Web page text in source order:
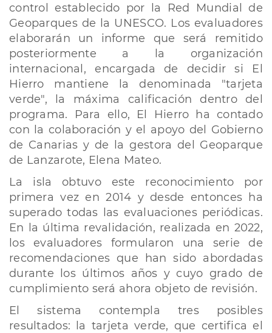
control establecido por la Red Mundial de
Geoparques de la UNESCO. Los evaluadores
elaborarán un informe que será remitido
posteriormente a la organización
internacional, encargada de decidir si El
Hierro mantiene la denominada "tarjeta
verde", la máxima calificación dentro del
programa. Para ello, El Hierro ha contado
con la colaboración y el apoyo del Gobierno
de Canarias y de la gestora del Geoparque
de Lanzarote, Elena Mateo.
La isla obtuvo este reconocimiento por
primera vez en 2014 y desde entonces ha
superado todas las evaluaciones periódicas.
En la última revalidación, realizada en 2022,
los evaluadores formularon una serie de
recomendaciones que han sido abordadas
durante los últimos años y cuyo grado de
cumplimiento será ahora objeto de revisión.
El sistema contempla tres posibles
resultados: la tarjeta verde, que certifica el